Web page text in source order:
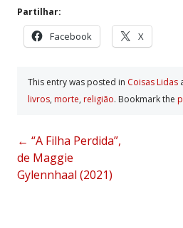
Partilhar:
Facebook X
This entry was posted in Coisas Lidas
livros, morte, religião. Bookmark the
Post
navigation
← “A Filha Perdida”,
de Maggie
Gylennhaal (2021)